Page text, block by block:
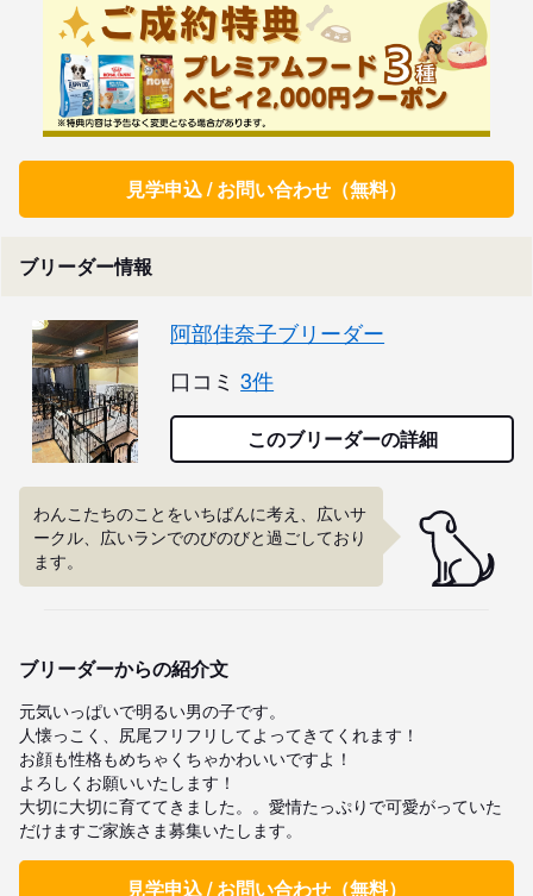
見学申込 / お問い合わせ（無料）
ブリーダー情報
阿部佳奈子ブリーダー
口コミ 3件
このブリーダーの詳細
わんこたちのことをいちばんに考え、広いサ
ークル、広いランでのびのびと過ごしており
ます。
ブリーダーからの紹介文
元気いっぱいで明るい男の子です。
人懐っこく、尻尾フリフリしてよってきてくれます！
お顔も性格もめちゃくちゃかわいいですよ！
よろしくお願いいたします！
大切に大切に育ててきました。。愛情たっぷりで可愛がっていた
だけますご家族さま募集いたします。
見学申込 / お問い合わせ（無料）